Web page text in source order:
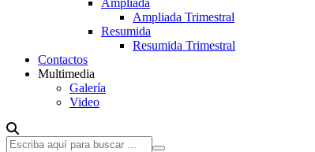
Ampliada
Ampliada Trimestral
Resumida
Resumida Trimestral
Contactos
Multimedia
Galería
Video